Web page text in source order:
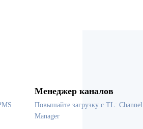
Менеджер каналов
Повышайте загрузку с TL: Channel
Manager